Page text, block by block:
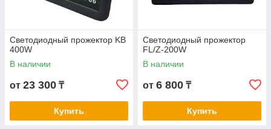
Светодиодный прожектор KB
400W
В наличии
от 23 300 ₸
Купить
Светодиодный прожектор
FL/Z-200W
В наличии
от 6 800 ₸
Купить